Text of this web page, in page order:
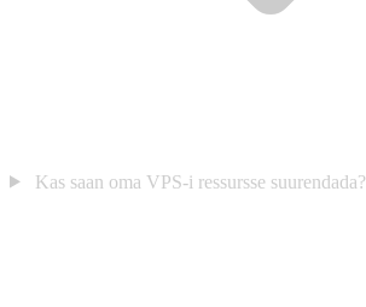
Kas saan oma VPS-i ressursse suurendada?